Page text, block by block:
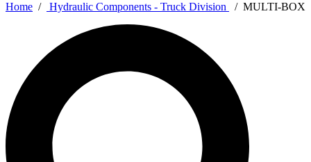
Home / Hydraulic Components - Truck Division / MULTI-BOX